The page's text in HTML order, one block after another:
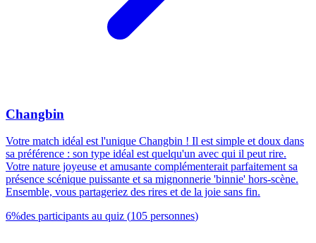
Changbin
Votre match idéal est l'unique Changbin ! Il est simple et doux dans
sa préférence : son type idéal est quelqu'un avec qui il peut rire.
Votre nature joyeuse et amusante complémenterait parfaitement sa
présence scénique puissante et sa mignonnerie 'binnie' hors-scène.
Ensemble, vous partageriez des rires et de la joie sans fin.
6%des participants au quiz (105 personnes)